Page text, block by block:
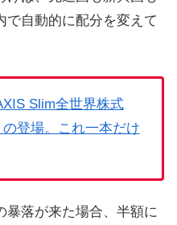
で自動的に配分を変えて
Slim全世界株式
の登場。これ一本だけ
暴落が来た場合、半額に